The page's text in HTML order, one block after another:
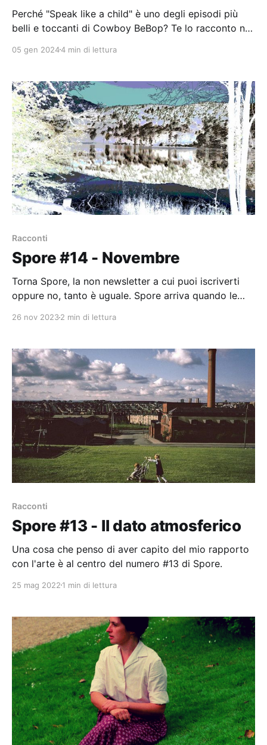
Perché "Speak like a child" è uno degli episodi più
belli e toccanti di Cowboy BeBop? Te lo racconto nel
05 gen 20244 min di lettura
Racconti
Spore #14 - Novembre
Torna Spore, la non newsletter a cui puoi iscriverti
oppure no, tanto è uguale. Spore arriva quando le
26 nov 20232 min di lettura
Racconti
Spore #13 - Il dato atmosferico
Una cosa che penso di aver capito del mio rapporto
con l'arte è al centro del numero #13 di Spore.
25 mag 2022 1 min di lettura